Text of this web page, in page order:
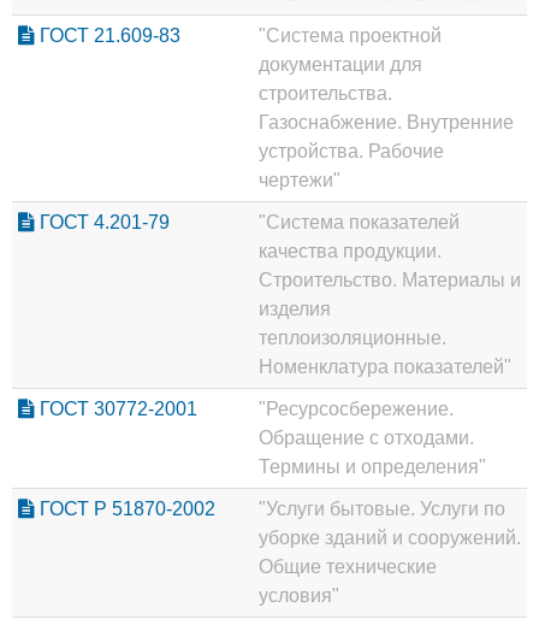
ГОСТ 21.609-83
"Система проектной
документации для
строительства.
Газоснабжение. Внутренние
устройства. Рабочие
чертежи"
ГОСТ 4.201-79
"Система показателей
качества продукции.
Строительство. Материалы и
изделия
теплоизоляционные.
Номенклатура показателей"
ГОСТ 30772-2001
"Ресурсосбережение.
Обращение с отходами.
Термины и определения"
ГОСТ Р 51870-2002
"Услуги бытовые. Услуги по
уборке зданий и сооружений.
Общие технические
условия"